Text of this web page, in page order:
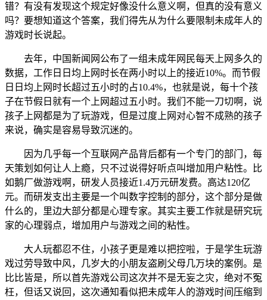
错？有没有发现这个规定好像没什么意义啊，但真的没有意义
吗？要想知道这个答案，我们得先从为什么要限制未成年人的
游戏时长说起。
去年，中国新闻网公布了一组未成年网民每天上网多久的
数据，工作日日均上网时长在两小时以上的接近10%。而节假
日日均上网时长超过五小时的占10.4%，也就是说，每十个孩
子在节假日就有一个上网超过五小时。我们不能一刀切啊，说
孩子上网都是为了玩游戏，但是过度上网对心智不成熟的孩子
来说，确实是容易导致沉迷的。
因为几乎每一个互联网产品背后都有一个专门的部门，每
天策划如何让人上瘾，只不过说得好听点叫增加用户粘性。比
如鹅厂做游戏啊，研发人员接近1.4万元研发费。高达120亿
元。而研发支出主要是一个叫数字控制的部分，这个部分是做
什么的，里边大部分都是心理专家。其实主要工作就是研究玩
家的心理弱点，增加用户与游戏之间的粘性。
大人玩都忍不住，小孩子更是难以把控啦，于是学生玩游
戏过劳导致中风，几岁大的小朋友盗刷父母几万块的案例。是
比比皆是，所以首先游戏公司这次并不是无妄之灾，绝对不冤
枉，但话又说回，这次通知看似把未成年人的游戏时间压缩到